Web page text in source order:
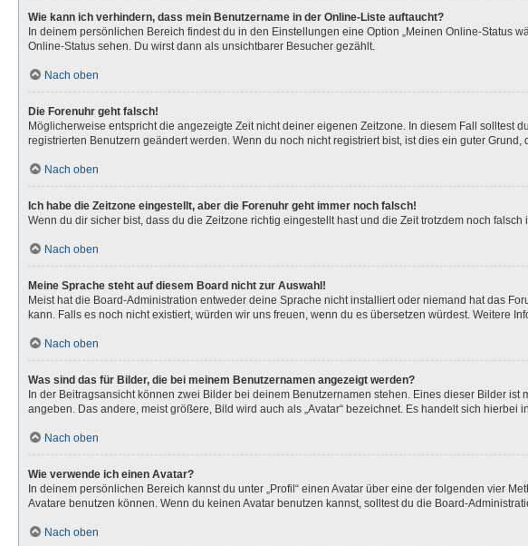
Wie kann ich verhindern, dass mein Benutzername in der Online-Liste auftaucht?
In deinem persönlichen Bereich findest du in den Einstellungen eine Option „Meinen Online-Status
Online-Status sehen. Du wirst dann als unsichtbarer Besucher gezählt.
Nach oben
Die Forenuhr geht falsch!
Möglicherweise entspricht die angezeigte Zeit nicht deiner eigenen Zeitzone. In diesem Fall solltest
registrierten Benutzern geändert werden. Wenn du noch nicht registriert bist, ist dies ein guter Grund,
Nach oben
Ich habe die Zeitzone eingestellt, aber die Forenuhr geht immer noch falsch!
Wenn du dir sicher bist, dass du die Zeitzone richtig eingestellt hast und die Zeit trotzdem noch
Nach oben
Meine Sprache steht auf diesem Board nicht zur Auswahl!
Meist hat die Board-Administration entweder deine Sprache nicht installiert oder niemand hat das
kann. Falls es noch nicht existiert, würden wir uns freuen, wenn du es übersetzen würdest. Weitere
Nach oben
Was sind das für Bilder, die bei meinem Benutzernamen angezeigt werden?
In der Beitragsansicht können zwei Bilder bei deinem Benutzernamen stehen. Eines dieser Bilder
angeben. Das andere, meist größere, Bild wird auch als „Avatar“ bezeichnet. Es handelt sich
Nach oben
Wie verwende ich einen Avatar?
In deinem persönlichen Bereich kannst du unter „Profil“ einen Avatar über eine der folgenden vier
Avatare benutzen können. Wenn du keinen Avatar benutzen kannst, solltest du die Board-
Nach oben